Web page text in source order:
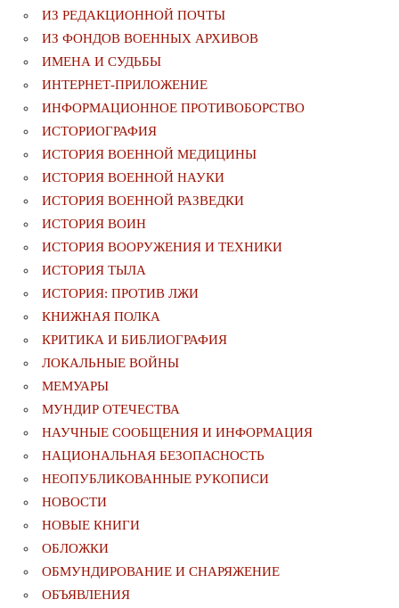
ИЗ РЕДАКЦИОННОЙ ПОЧТЫ
ИЗ ФОНДОВ ВОЕННЫХ АРХИВОВ
ИМЕНА И СУДЬБЫ
ИНТЕРНЕТ-ПРИЛОЖЕНИЕ
ИНФОРМАЦИОННОЕ ПРОТИВОБОРСТВО
ИСТОРИОГРАФИЯ
ИСТОРИЯ ВОЕННОЙ МЕДИЦИНЫ
ИСТОРИЯ ВОЕННОЙ НАУКИ
ИСТОРИЯ ВОЕННОЙ РАЗВЕДКИ
ИСТОРИЯ ВОИН
ИСТОРИЯ ВООРУЖЕНИЯ И ТЕХНИКИ
ИСТОРИЯ ТЫЛА
ИСТОРИЯ: ПРОТИВ ЛЖИ
КНИЖНАЯ ПОЛКА
КРИТИКА И БИБЛИОГРАФИЯ
ЛОКАЛЬНЫЕ ВОЙНЫ
МЕМУАРЫ
МУНДИР ОТЕЧЕСТВА
НАУЧНЫЕ СООБЩЕНИЯ И ИНФОРМАЦИЯ
НАЦИОНАЛЬНАЯ БЕЗОПАСНОСТЬ
НЕОПУБЛИКОВАННЫЕ РУКОПИСИ
НОВОСТИ
НОВЫЕ КНИГИ
ОБЛОЖКИ
ОБМУНДИРОВАНИЕ И СНАРЯЖЕНИЕ
ОБЪЯВЛЕНИЯ